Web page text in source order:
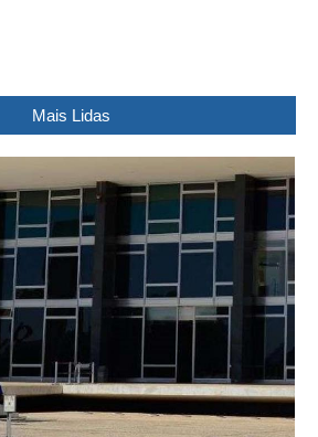
Mais Lidas